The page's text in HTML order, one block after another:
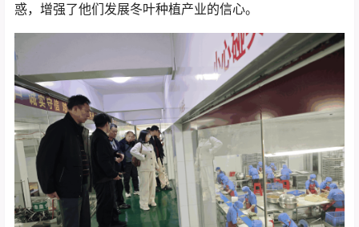
惑，增强了他们发展冬叶种植产业的信心。